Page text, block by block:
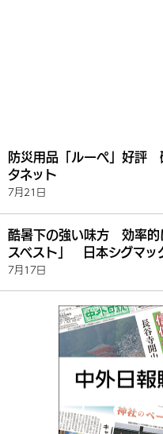
防災用品「ルーペ」好評
タネット
7月21日
酷暑下の強い味方 効率的
スベスト」 日本シグマッ
7月17日